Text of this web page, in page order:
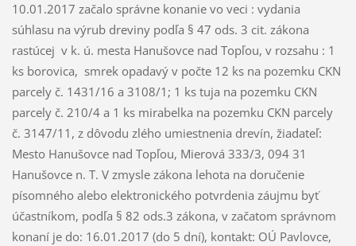
10.01.2017 začalo správne konanie vo veci : vydania
súhlasu na výrub dreviny podľa § 47 ods. 3 cit. zákona
rastúcej v k. ú. mesta Hanušovce nad Topľou, v rozsahu : 1
ks borovica, smrek opadavý v počte 12 ks na pozemku CKN
parcely č. 1431/16 a 3108/1; 1 ks tuja na pozemku CKN
parcely č. 210/4 a 1 ks mirabelka na pozemku CKN parcely
č. 3147/11, z dôvodu zlého umiestnenia drevín, žiadateľ:
Mesto Hanušovce nad Topľou, Mierová 333/3, 094 31
Hanušovce n. T. V zmysle zákona lehota na doručenie
písomného alebo elektronického potvrdenia záujmu byť
účastníkom, podľa § 82 ods.3 zákona, v začatom správnom
konaní je do: 16.01.2017 (do 5 dní), kontakt: OÚ Pavlovce,